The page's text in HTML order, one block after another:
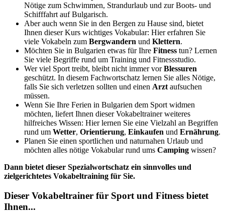
Nötige zum Schwimmen, Strandurlaub und zur Boots- und
Schifffahrt auf Bulgarisch.
Aber auch wenn Sie in den Bergen zu Hause sind, bietet
Ihnen dieser Kurs wichtiges Vokabular: Hier erfahren Sie
viele Vokabeln zum Bergwandern und Klettern.
Möchten Sie in Bulgarien etwas für Ihre Fitness tun? Lernen
Sie viele Begriffe rund um Training und Fitnessstudio.
Wer viel Sport treibt, bleibt nicht immer vorBlessuren
geschützt. In diesem Fachwortschatz lernen Sie alles Nötige,
falls Sie sich verletzen sollten und einen Arztaufsuchen
müssen.
Wenn Sie Ihre Ferien in Bulgarien dem Sport widmen
möchten, liefert Ihnen dieser Vokabeltrainer weiteres
hilfreiches Wissen: Hier lernen Sie eine Vielzahl an Begriffen
rund um Wetter, Orientierung, Einkaufen und Ernährung.
Planen Sie einen sportlichen und naturnahen Urlaub und
möchten alles nötige Vokabular rund ums Camping wissen?
Dann bietet dieser Spezialwortschatz ein sinnvolles und
zielgerichtetes Vokabeltraining für Sie.
Dieser Vokabeltrainer für Sport und Fitness bietet
Ihnen...